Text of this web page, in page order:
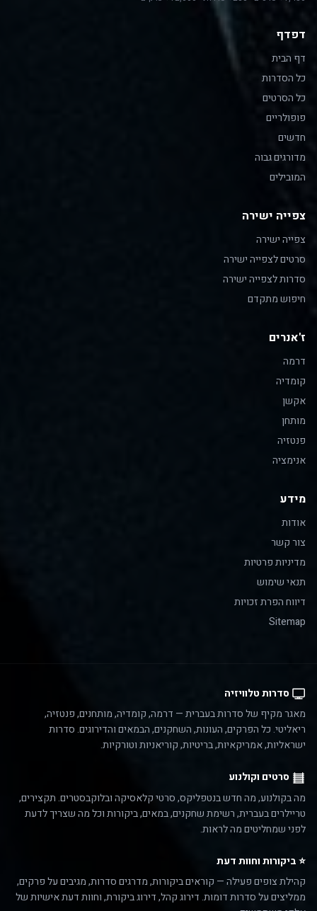
דפדף
דף הבית
כל הסדרות
כל הסרטים
פופולריים
חדשים
מדורגים גבוה
המובילים
צפייה ישירה
צפייה ישירה
סרטים לצפייה ישירה
סדרות לצפייה ישירה
חיפוש מתקדם
ז'אנרים
דרמה
קומדיה
אקשן
מותחן
פנטזיה
אנימציה
מידע
אודות
צור קשר
מדיניות פרטיות
תנאי שימוש
דיווח הפרת זכויות
Sitemap
סדרות טלוויזיה
מאגר מקיף של סדרות בעברית — דרמה, קומדיה, מותחנים, פנטזיה,
ריאליטי. כל הפרקים, העונות, השחקנים, הבמאים והדירוגים. סדרות
ישראליות, אמריקאיות, בריטיות, קוריאניות וטורקיות.
סרטים וקולנוע
מה בקולנוע, מה חדש בנטפליקס, סרטי קלאסיקה ובלוקבסטרים. תקצירים,
טריילרים בעברית, רשימת שחקנים, במאים, ביקורות וכל מה שצריך לדעת
לפני שמחליטים מה לראות.
⭐ ביקורות וחוות דעת
קהילת צופים פעילה — קוראים ביקורות, מדרגים סדרות, מגיבים על פרקים,
ממליצים על סדרות דומות. דירוג קהל, דירוג ביקורת, וחוות דעת אישיות של